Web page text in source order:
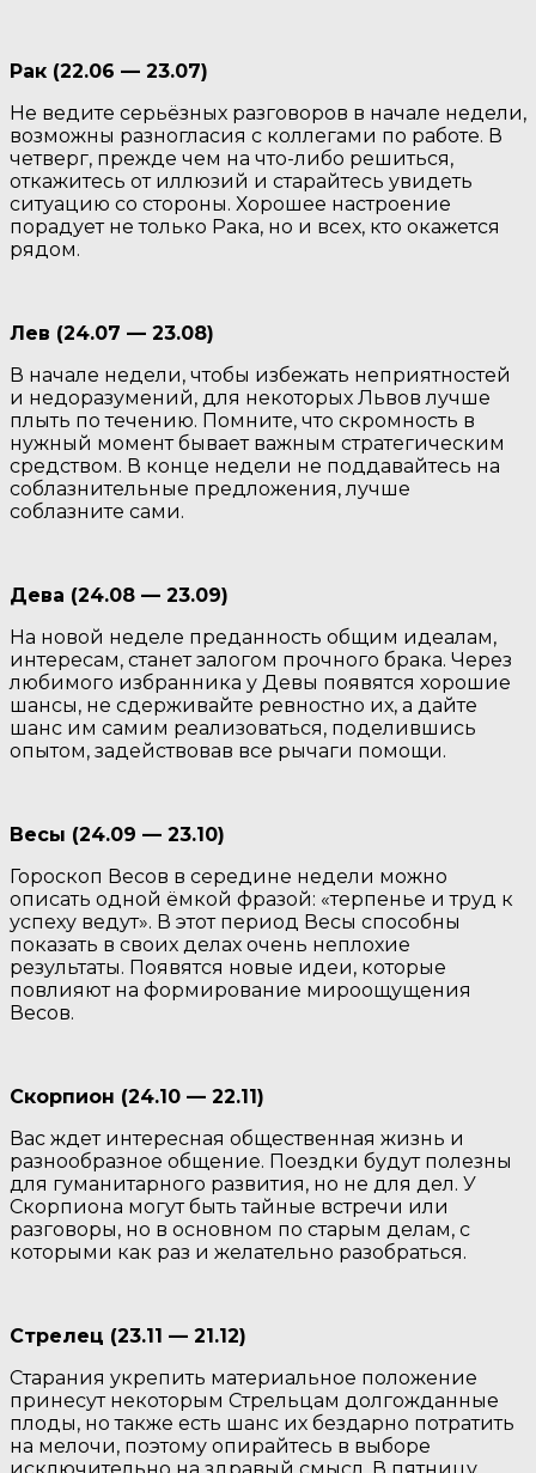
Рак (22.06 — 23.07)
Не ведите серьёзных разговоров в начале недели,
возможны разногласия с коллегами по работе. В
четверг, прежде чем на что-либо решиться,
откажитесь от иллюзий и старайтесь увидеть
ситуацию со стороны. Хорошее настроение
порадует не только Рака, но и всех, кто окажется
рядом.
Лев (24.07 — 23.08)
В начале недели, чтобы избежать неприятностей
и недоразумений, для некоторых Львов лучше
плыть по течению. Помните, что скромность в
нужный момент бывает важным стратегическим
средством. В конце недели не поддавайтесь на
соблазнительные предложения, лучше
соблазните сами.
Дева (24.08 — 23.09)
На новой неделе преданность общим идеалам,
интересам, станет залогом прочного брака. Через
любимого избранника у Девы появятся хорошие
шансы, не сдерживайте ревностно их, а дайте
шанс им самим реализоваться, поделившись
опытом, задействовав все рычаги помощи.
Весы (24.09 — 23.10)
Гороскоп Весов в середине недели можно
описать одной ёмкой фразой: «терпенье и труд к
успеху ведут». В этот период Весы способны
показать в своих делах очень неплохие
результаты. Появятся новые идеи, которые
повлияют на формирование мироощущения
Весов.
Скорпион (24.10 — 22.11)
Вас ждет интересная общественная жизнь и
разнообразное общение. Поездки будут полезны
для гуманитарного развития, но не для дел. У
Скорпиона могут быть тайные встречи или
разговоры, но в основном по старым делам, с
которыми как раз и желательно разобраться.
Стрелец (23.11 — 21.12)
Старания укрепить материальное положение
принесут некоторым Стрельцам долгожданные
плоды, но также есть шанс их бездарно потратить
на мелочи, поэтому опирайтесь в выборе